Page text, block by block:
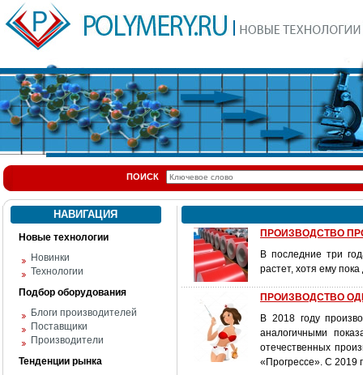
ПОИСК
НАВИГАЦИЯ
Новые технологии
Новинки
Технологии
Подбор оборудования
Блоги производителей
Поставщики
Производители
Тенденции рынка
ПРОИЗВОДСТВО
В последние три
растет, хотя ему
ПРОИЗВОДСТВО
В 2018 году
аналогичными
отечественных
«Прогрессе». С 2019